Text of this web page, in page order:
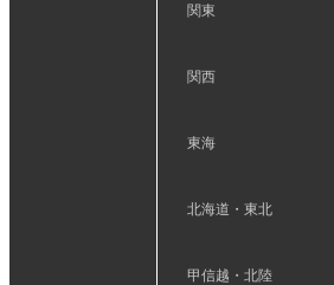
関東
関西
東海
北海道・東北
甲信越・北陸